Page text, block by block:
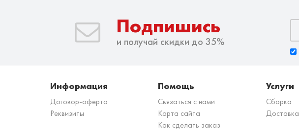
Подпишись
и получай скидки до 35%
Информация
Договор-оферта
Реквизиты
Помощь
Связаться с нами
Карта сайта
Как сделать заказ
Услуги
Сборка
Доставка